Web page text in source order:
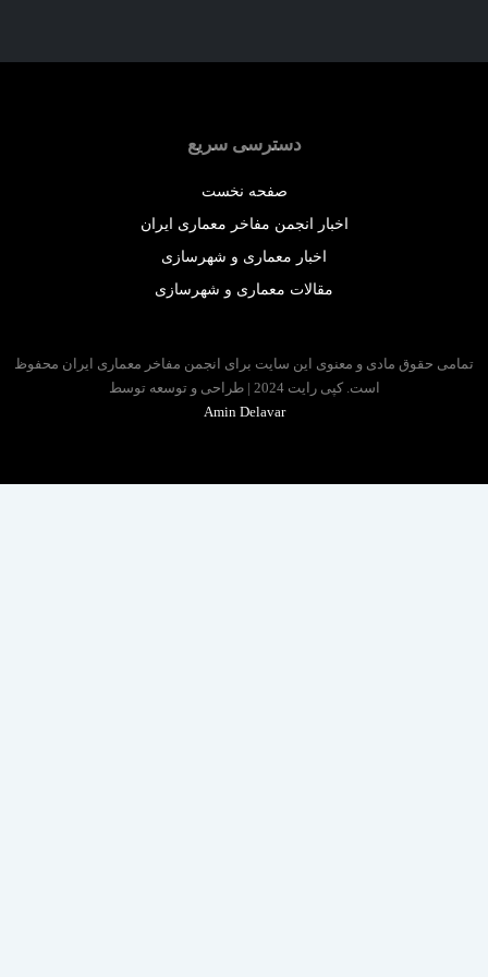
دسترسی سریع
صفحه نخست
اخبار انجمن مفاخر معماری ایران
اخبار معماری و شهرسازی
مقالات معماری و شهرسازی
حقوق مادی و معنوی این سایت برای انجمن مفاخر معماری ایران محفوظ
است. کپی رایت 2024 | طراحی و توسعه توسط
Amin Delavar